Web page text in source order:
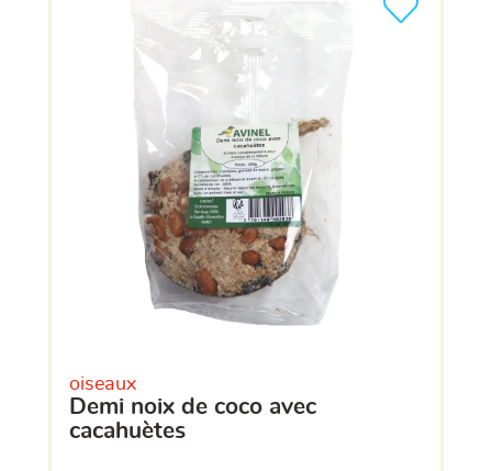
oiseaux
demi noix de coco avec
cacahuètes